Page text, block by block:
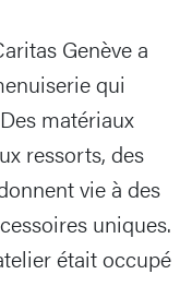
Genève a
qui
matériaux
ressorts, des
vie à des
uniques.
était occupé